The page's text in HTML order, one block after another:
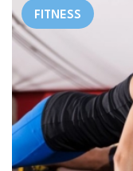
FITNESS